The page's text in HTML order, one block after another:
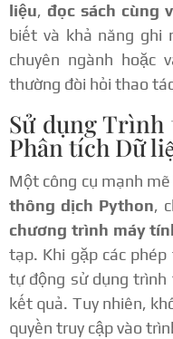
liệu, đọc sách cùng
biết và khả năng ghi
chuyên ngành hoặc
thường đòi hỏi thao
Sử dụng Trình
Phân tích Dữ
Một công cụ mạnh
thông dịch Python,
chương trình máy
tạp. Khi gặp các
tự động sử dụng trình
kết quả. Tuy nhiên,
quyền truy cập vào